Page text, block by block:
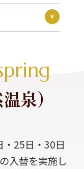
泉）
25日・30日
入替を実施し